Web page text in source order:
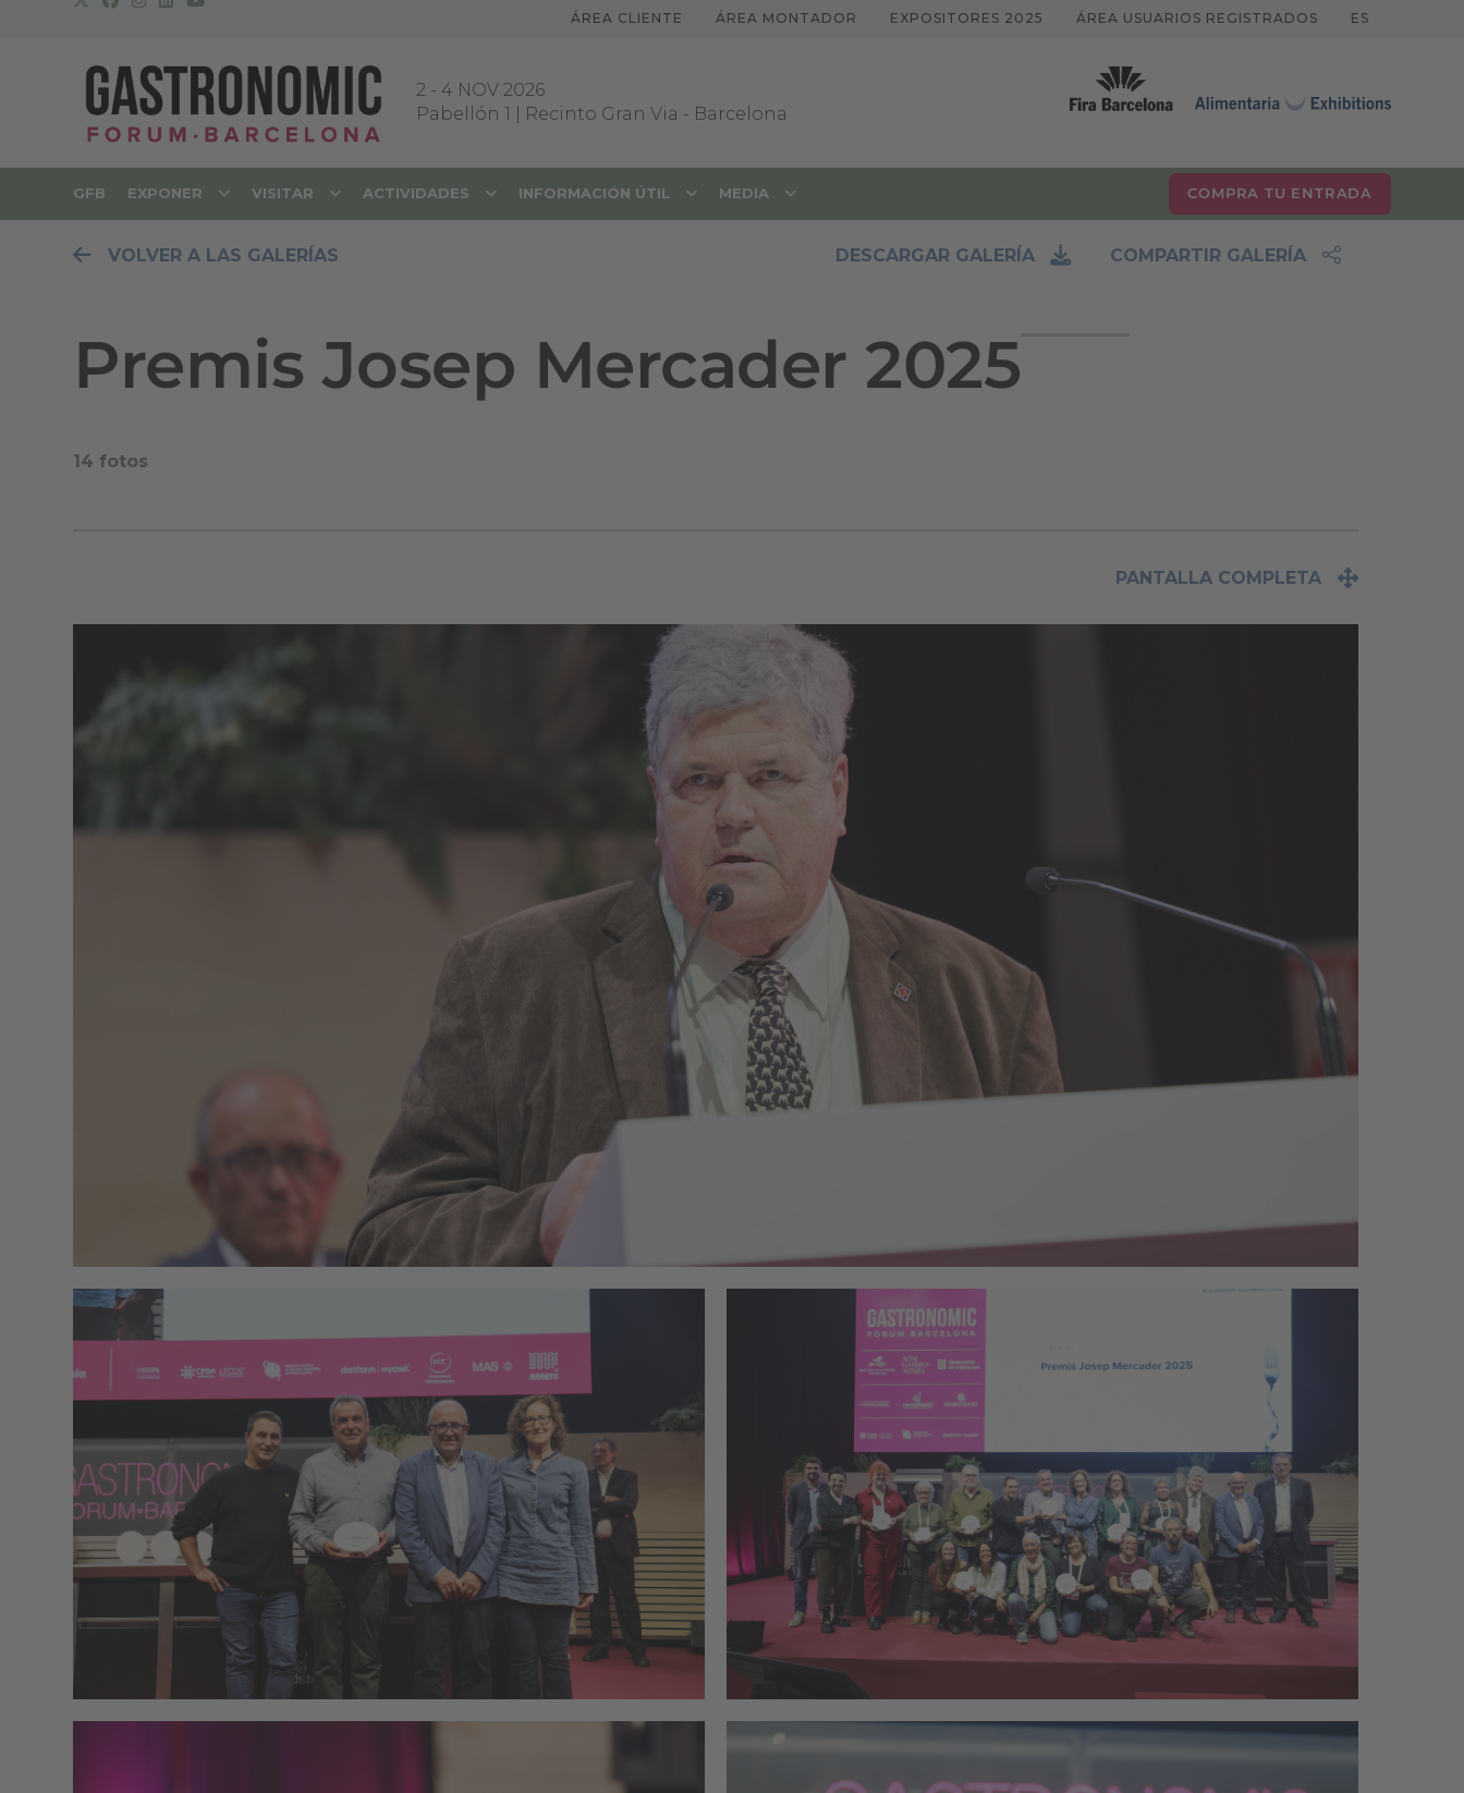
ÁREA CLIENTE ÁREA MONTADOR EXPOSITORES 2025 ÁREA USUARIOS REGISTRADOS ES
2 - 4 NOV 2026
Pabellón 1 | Recinto Gran Via - Barcelona
GFB EXPONER VISITAR ACTIVIDADES INFORMACIÓN ÚTIL MEDIA COMPRA TU ENTRADA
VOLVER A LAS GALERÍAS DESCARGAR GALERÍA COMPARTIR GALERÍA
Premis Josep Mercader 2025
14 fotos
PANTALLA COMPLETA